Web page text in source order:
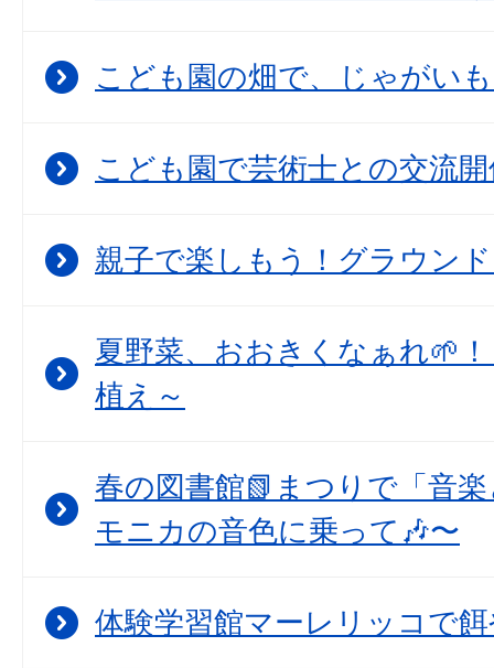
こども園の畑で、じゃがい
こども園で芸術士との交流
親子で楽しもう！グラウン
夏野菜、おおきくなぁれ🌱
植え～
春の図書館📗まつりで「音
モニカの音色に乗って🎶〜
体験学習館マーレリッコで